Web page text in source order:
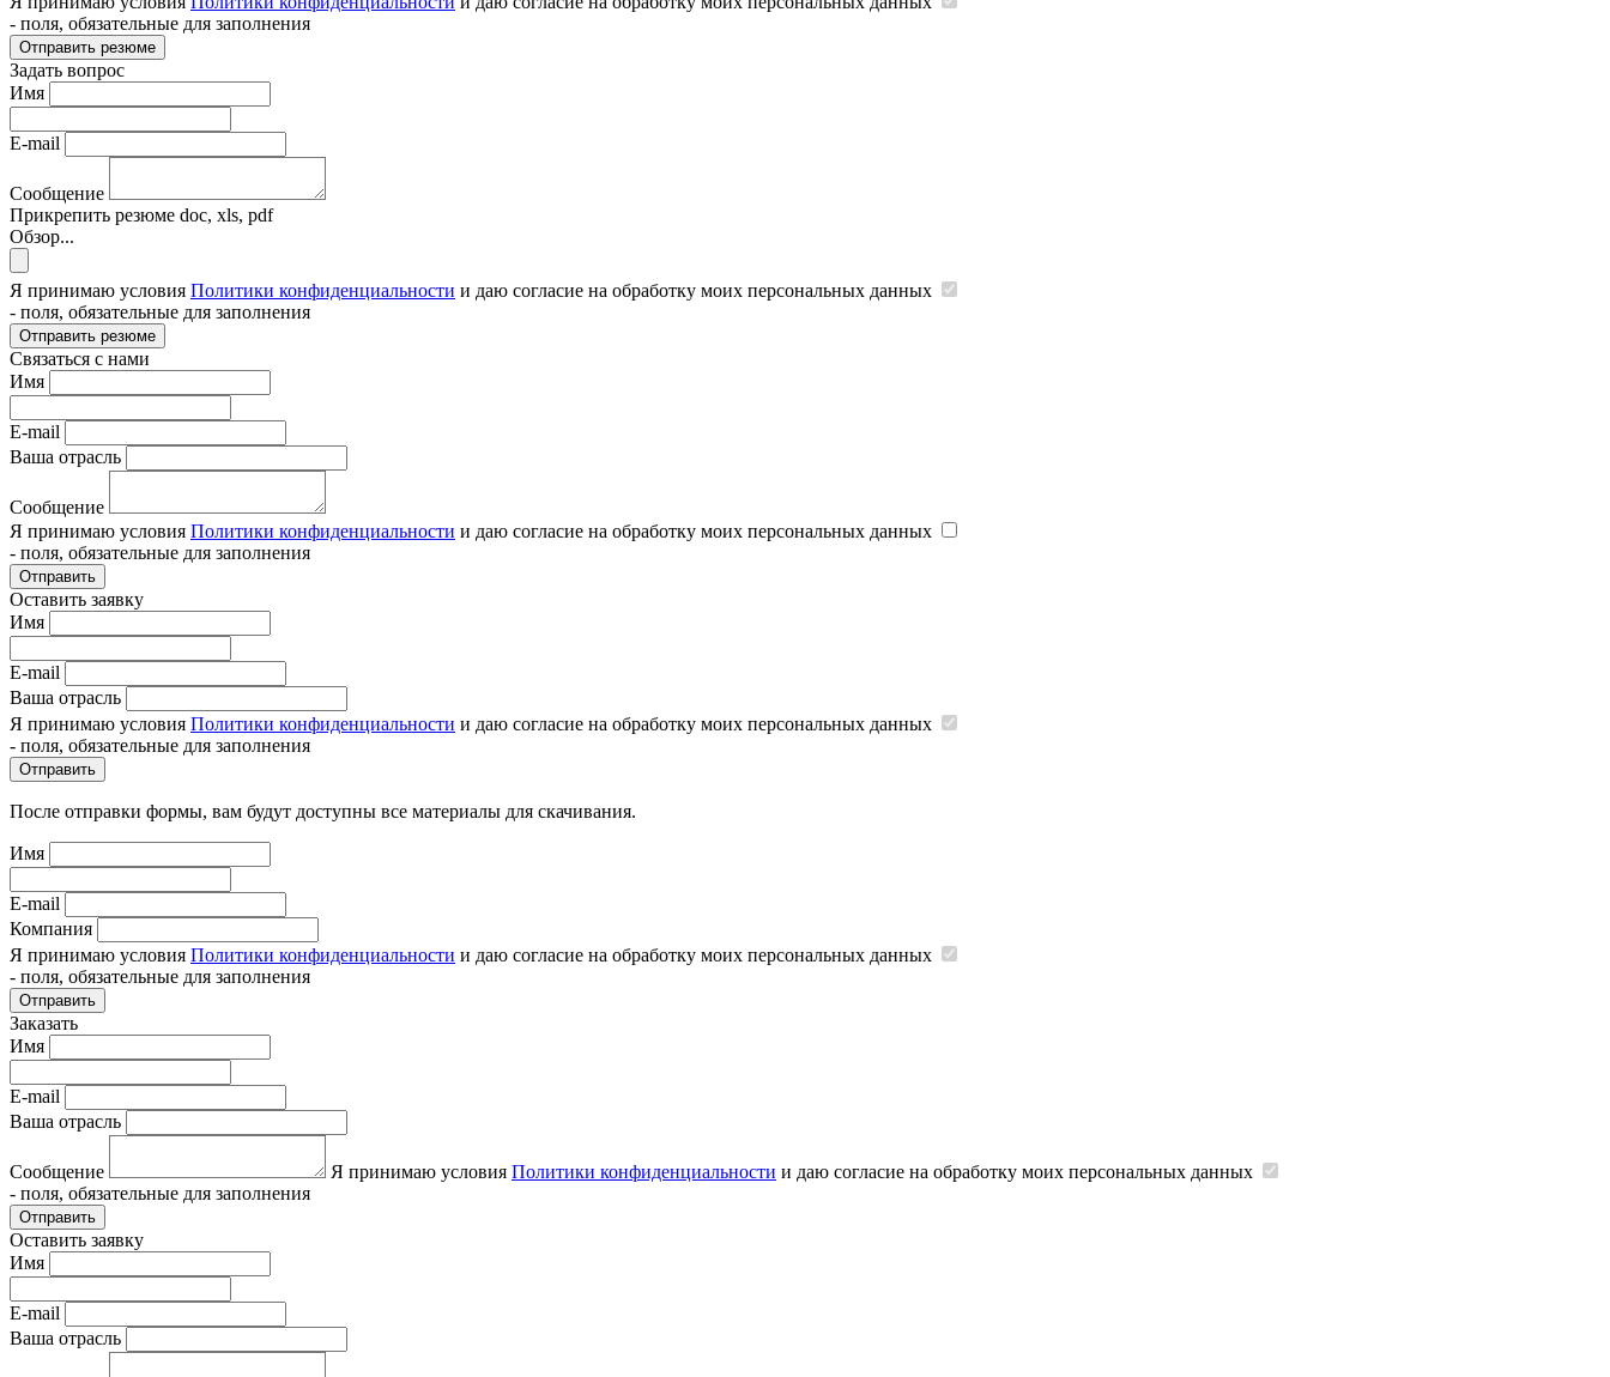
- поля, обязательные для заполнения
Отправить резюме
Задать вопрос
Имя
E-mail
Сообщение
Прикрепить резюме doc, xls, pdf
Обзор...
Я принимаю условия Политики конфиденциальности и даю согласие на обработку моих персональных данных
- поля, обязательные для заполнения
Отправить резюме
Связаться с нами
Имя
E-mail
Ваша отрасль
Сообщение
Я принимаю условия Политики конфиденциальности и даю согласие на обработку моих персональных данных
- поля, обязательные для заполнения
Отправить
Оставить заявку
Имя
E-mail
Ваша отрасль
Я принимаю условия Политики конфиденциальности и даю согласие на обработку моих персональных данных
- поля, обязательные для заполнения
Отправить
После отправки формы, вам будут доступны все материалы для скачивания.
Имя
E-mail
Компания
Я принимаю условия Политики конфиденциальности и даю согласие на обработку моих персональных данных
- поля, обязательные для заполнения
Отправить
Заказать
Имя
E-mail
Ваша отрасль
Сообщение Я принимаю условия Политики конфиденциальности и даю согласие на обработку моих персональных данных
- поля, обязательные для заполнения
Отправить
Оставить заявку
Имя
E-mail
Ваша отрасль